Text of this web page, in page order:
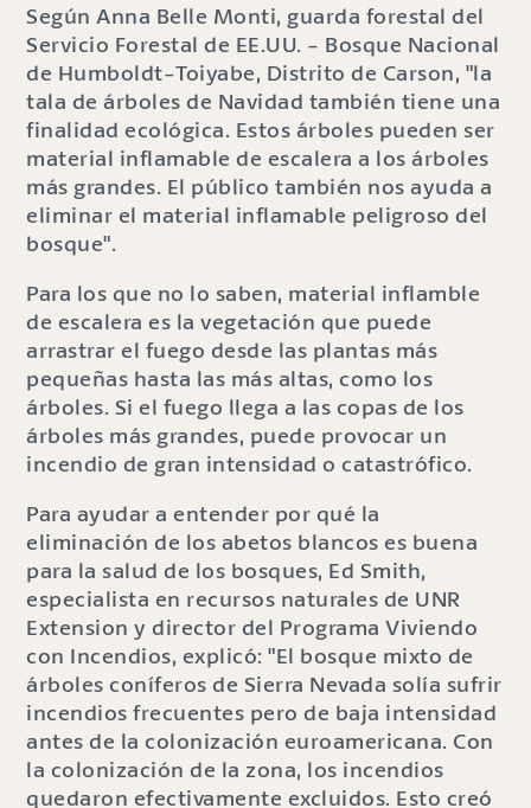
Según Anna Belle Monti, guarda forestal del
Servicio Forestal de EE.UU. - Bosque Nacional
de Humboldt-Toiyabe, Distrito de Carson, "la
tala de árboles de Navidad también tiene una
finalidad ecológica. Estos árboles pueden ser
material inflamable de escalera a los árboles
más grandes. El público también nos ayuda a
eliminar el material inflamable peligroso del
bosque".
Para los que no lo saben, material inflamble
de escalera es la vegetación que puede
arrastrar el fuego desde las plantas más
pequeñas hasta las más altas, como los
árboles. Si el fuego llega a las copas de los
árboles más grandes, puede provocar un
incendio de gran intensidad o catastrófico.
Para ayudar a entender por qué la
eliminación de los abetos blancos es buena
para la salud de los bosques, Ed Smith,
especialista en recursos naturales de UNR
Extension y director del Programa Viviendo
con Incendios, explicó: "El bosque mixto de
árboles coníferos de Sierra Nevada solía sufrir
incendios frecuentes pero de baja intensidad
antes de la colonización euroamericana. Con
la colonización de la zona, los incendios
quedaron efectivamente excluidos. Esto creó